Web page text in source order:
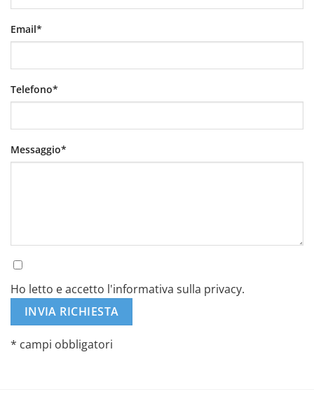
Email*
Telefono*
Messaggio*
Ho letto e accetto l'informativa sulla privacy.
* campi obbligatori